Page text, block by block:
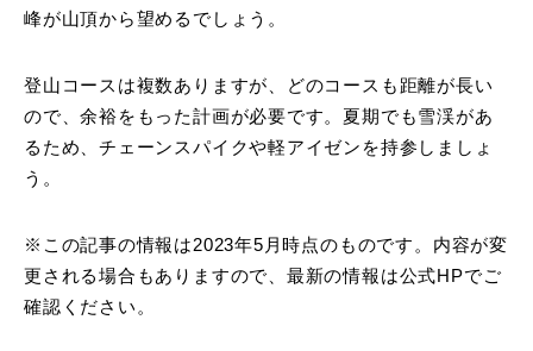
峰が山頂から望めるでしょう。
登山コースは複数ありますが、どのコースも距離が長い
ので、余裕をもった計画が必要です。夏期でも雪渓があ
るため、チェーンスパイクや軽アイゼンを持参しましょ
う。
※この記事の情報は2023年5月時点のものです。内容が変
更される場合もありますので、最新の情報は公式HPでご
確認ください。